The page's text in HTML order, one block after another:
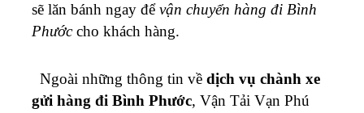
sẽ lăn bánh ngay đểvận chuyển hàng đi Bình
Phướccho khách hàng.
Ngoài những thông tin về dịch vụ chành xe
gửi hàng đi Bình Phước, Vận Tải Vạn Phú